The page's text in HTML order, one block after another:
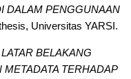
DALAM PENGGUNAAN
Universitas YARSI.
BELAKANG
TERHADAP